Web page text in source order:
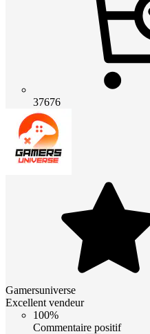
37676
Gamersuniverse
Excellent vendeur
100%
Commentaire positif